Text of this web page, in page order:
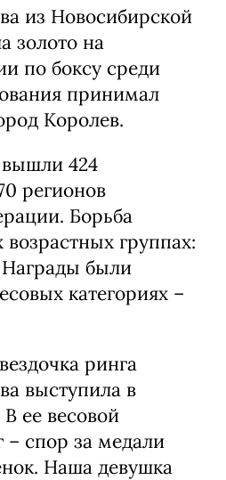
из Новосибирской
золото на
по боксу среди
принимал
Королев.
424
регионов
Борьба
группах:
Награды были
категориях –
ринга
выступила в
ее весовой
– спор за медали
Наша девушка